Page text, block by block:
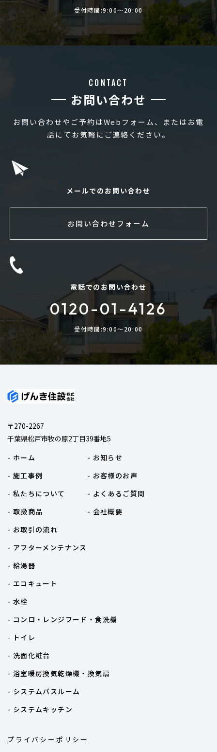
受付時間:9:00〜20:00
CONTACT
お問い合わせ
お問い合わせやご予約はWebフォーム、またはお電
話にてお気軽にご連絡ください。
メールでのお問い合わせ
お問い合わせフォーム
電話でのお問い合わせ
0120-01-4126
受付時間:9:00〜20:00
〒270-2267
千葉県松戸市牧の原2丁目39番地5
- ホーム
- 施工事例
- 私たちについて
- 取扱商品
- お取引の流れ
- アフターメンテナンス
- お知らせ
- お客様のお声
- よくあるご質問
- 会社概要
- 給湯器
- エコキュート
- 水栓
- コンロ・レンジフード・食洗機
- トイレ
- 洗面化粧台
- 浴室暖房換気乾燥機・換気扇
- システムバスルーム
- システムキッチン
プライバシーポリシー